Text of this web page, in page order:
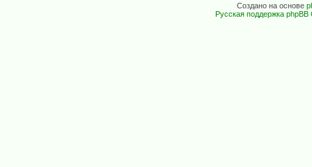
Создано на основе
Русская поддержка phpBB